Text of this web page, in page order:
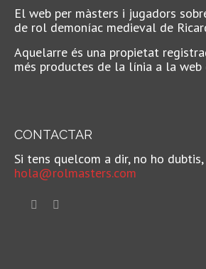
El web per màsters i jugadors
de rol demoníac medieval de
Aquelarre és una propietat
més productes de la línia a la
CONTACTAR
Si tens quelcom a dir, no ho
hola@rolmasters.com